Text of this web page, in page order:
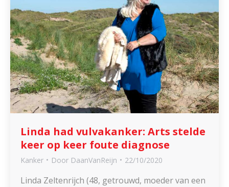
Linda had vulvakanker: Arts stelde
keer op keer foute diagnose
Kanker Door DaanVanReijn 22/10/2020
Linda Zeltenrijch (48, getrouwd, moeder van een